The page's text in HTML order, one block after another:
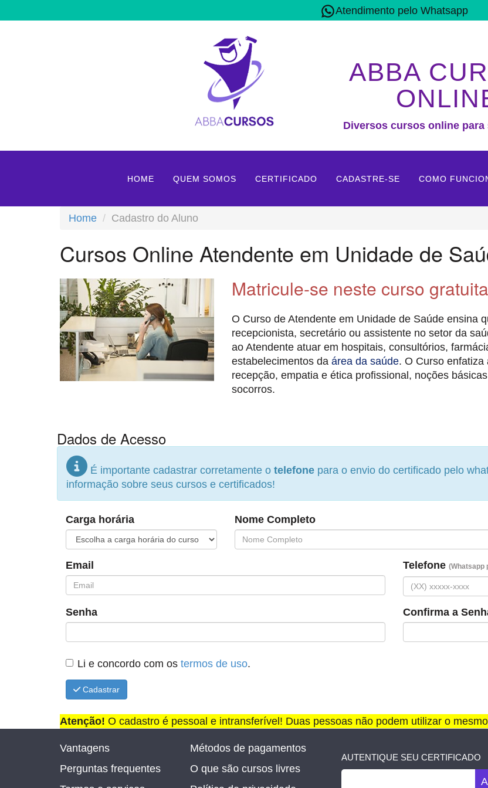
Atendimento pelo Whatsapp
ABBA
Diversos cursos online para
HOME QUEM SOMOS CERTIFICADO CADASTRE-SE COMO
Home Cadastro do Aluno
Cursos Online Atendente em Unidade de
Matricule-se neste curso
O Curso de Atendente em Unidade de Saúde ensina
recepcionista, secretário ou assistente no setor da
ao Atendente atuar em hospitais, consultórios,
estabelecimentos da área da saúde. O Curso enfatiza
recepção, empatia e ética profissional, noções
socorros.
Dados de Acesso
É importante cadastrar corretamente o telefone para o envio do certificado pelo
informação sobre seus cursos e certificados!
Carga horária Nome Completo
Email Telefone (Whatsapp
Senha Confirma a
Li e concordo com os termos de uso.
Cadastrar
Atenção! O cadastro é pessoal e intransferível! Duas pessoas não podem utilizar o
Vantagens
Perguntas frequentes
Métodos de pagamentos
O que são cursos livres
AUTENTIQUE SEU CERTIFICADO